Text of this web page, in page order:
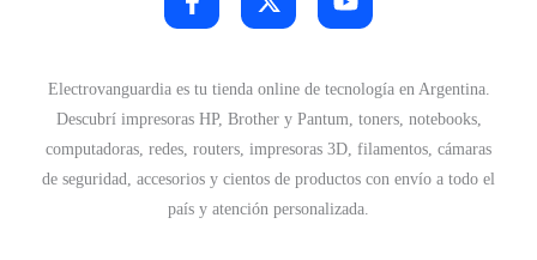
Electrovanguardia es tu tienda online de tecnología en Argentina.
Descubrí impresoras HP, Brother y Pantum, toners, notebooks,
computadoras, redes, routers, impresoras 3D, filamentos, cámaras
de seguridad, accesorios y cientos de productos con envío a todo el
país y atención personalizada.